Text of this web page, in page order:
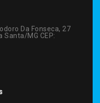
Da Fonseca, 27
Santa/MG CEP: